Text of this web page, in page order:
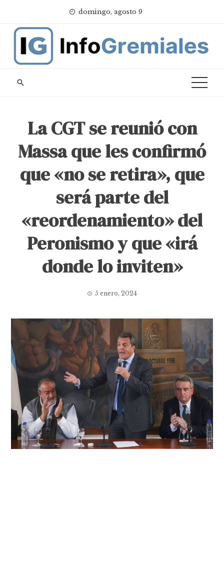
content
domingo, agosto 9
La CGT se reunió con
Massa que les confirmó
que «no se retira», que
será parte del
«reordenamiento» del
Peronismo y que «irá
donde lo inviten»
5 enero, 2024